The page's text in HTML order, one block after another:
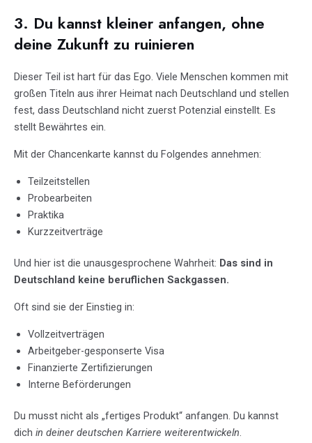
3. Du kannst kleiner anfangen, ohne
deine Zukunft zu ruinieren
Dieser Teil ist hart für das Ego. Viele Menschen kommen mit
großen Titeln aus ihrer Heimat nach Deutschland und stellen
fest, dass Deutschland nicht zuerst Potenzial einstellt. Es
stellt Bewährtes ein.
Mit der Chancenkarte kannst du Folgendes annehmen:
Teilzeitstellen
Probearbeiten
Praktika
Kurzzeitverträge
Und hier ist die unausgesprochene Wahrheit: Das sind in
Deutschland keine beruflichen Sackgassen.
Oft sind sie der Einstieg in:
Vollzeitverträgen
Arbeitgeber-gesponserte Visa
Finanzierte Zertifizierungen
Interne Beförderungen
Du musst nicht als „fertiges Produkt“ anfangen. Du kannst
dich in deiner deutschen Karriere weiterentwickeln.